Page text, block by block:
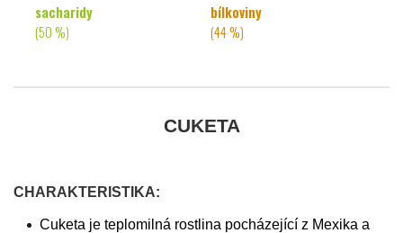
sacharidy
(50 %)
bílkoviny
(44 %)
CUKETA
CHARAKTERISTIKA:
Cuketa je teplomilná rostlina pocházející z Mexika a